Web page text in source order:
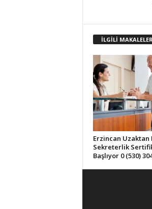
İLGİLİ
Erzincan Uzaktan
Sekreterlik
Başlıyor 0 (530)